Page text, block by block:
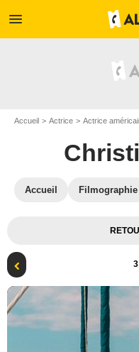
menu
Accueil Actrice Actrice
Accueil Filmographie
3